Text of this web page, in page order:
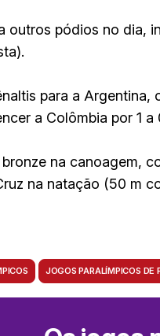
outros pódios no dia,
para a
a Colômbia por 1 a
na canoagem,
na natação (50 m
JOGOS PARALÍMPICOS DE